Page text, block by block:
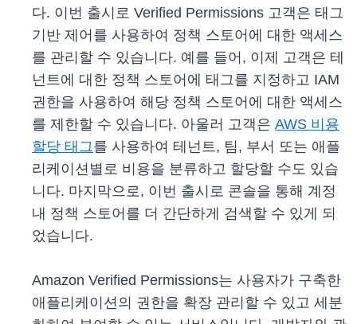
다. 이번 출시로 Verified Permissions 고객은 태그
기반 제어를 사용하여 정책 스토어에 대한 액세스
를 관리할 수 있습니다. 예를 들어, 이제 고객은 테
넌트에 대한 정책 스토어에 태그를 지정하고 IAM
권한을 사용하여 해당 정책 스토어에 대한 액세스
를 제한할 수 있습니다. 아울러 고객은 AWS 비용
할당 태그를 사용하여 테넌트, 팀, 부서 또는 애플
리케이션별로 비용을 분류하고 할당할 수도 있습
니다. 마지막으로, 이번 출시로 콘솔을 통해 계정
내 정책 스토어를 더 간단하게 검색할 수 있게 되
었습니다.
Amazon Verified Permissions는 사용자가 구축한
애플리케이션의 권한을 확장 관리할 수 있고 세분